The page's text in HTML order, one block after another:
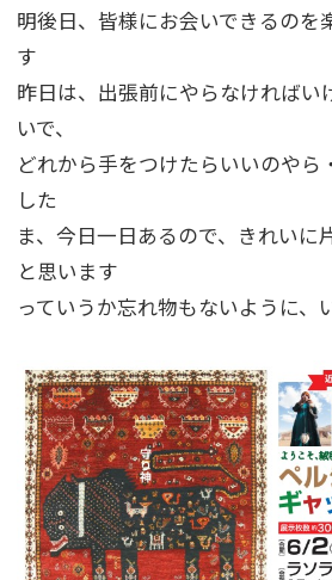
明後日、皆様にお会いできるのを
す
昨日は、出張前にやらなければい
いで、
どれから手をつけたらいいのやら
した
ま、今日一日あるので、きれいに
と思います
っていうか忘れ物もないように、